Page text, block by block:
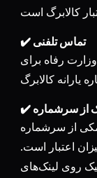
✔️ تماس تلفنی
رفاه برای
اعتبار است.
روی لینک‌های